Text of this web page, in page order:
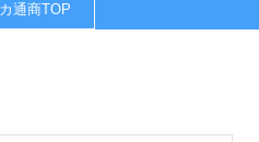
通商TOP